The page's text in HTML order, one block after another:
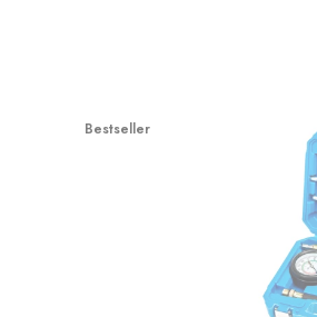
Bestseller